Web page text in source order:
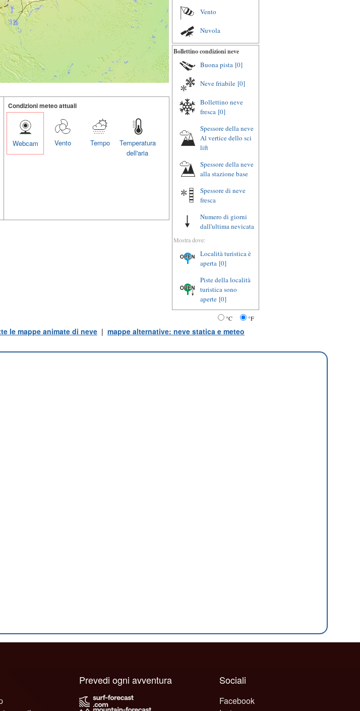
Condizioni meteo attuali
Temperatura
dell'aria
Tempo
Vento
Webcam
Vento
Nuvola
Bollettino condizioni neve
Buona pista [0]
Neve friabile [0]
Bollettino neve
fresca [0]
Spessore della neve
Al vertice dello sci
lift
Spessore della neve
alla stazione base
Spessore di neve
fresca
Numero di giorni
dall'ultima nevicata
Mostra dove:
Località turistica è
aperta [0]
Piste della località
turistica sono
aperte [0]
°C °F
le mappe animate di neve | mappe alternative: neve statica e meteo
Sociali
Facebook
Prevedi ogni avventura